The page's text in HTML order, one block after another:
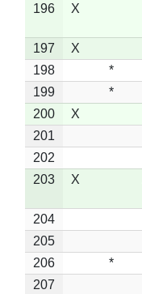
196
X
197 X
198
*
199
*
200
X
201
202
203
X
204
205
206
*
207